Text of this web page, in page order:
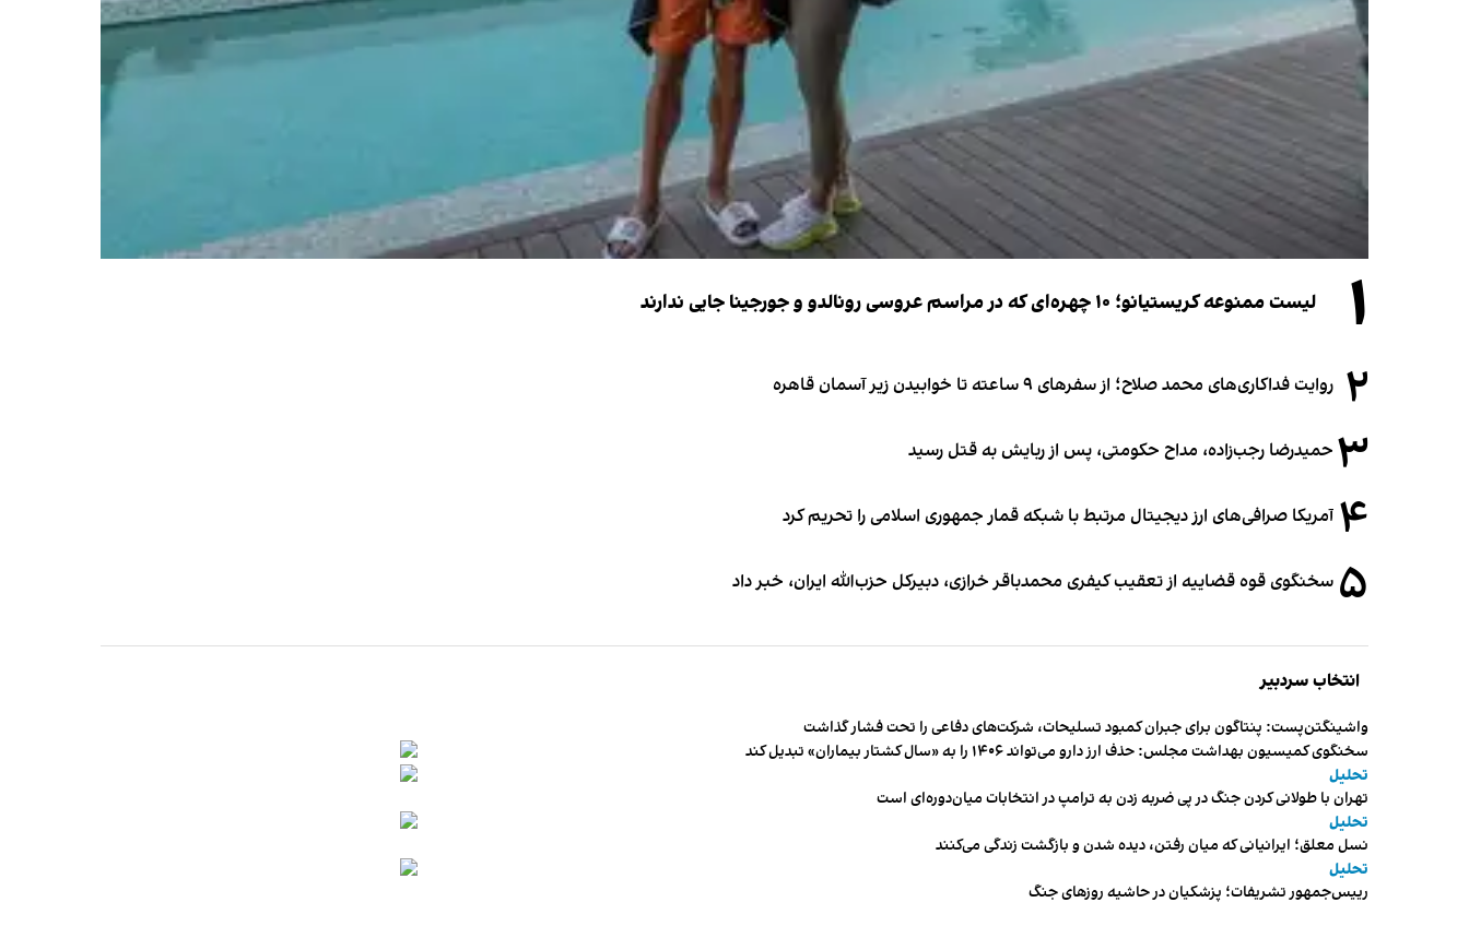
۱ لیست ممنوعه کریستیانو؛ ۱۰ چهره‌ای که در مراسم عروسی رونالدو و جورجینا جایی ندارند
۲ روایت فداکاری‌های محمد صلاح؛ از سفرهای ۹ ساعته تا خوابیدن زیر آسمان قاهره
۳ حمیدرضا رجب‌زاده، مداح حکومتی، پس از ربایش به قتل رسید
۴ آمریکا صرافی‌های ارز دیجیتال مرتبط با شبکه قمار جمهوری اسلامی را تحریم کرد
۵ سخنگوی قوه قضاییه از تعقیب کیفری محمدباقر خرازی، دبیر‌کل حزب‌الله ایران، خبر داد
انتخاب سردبیر
واشینگتن‌پست: پنتاگون برای جبران کمبود تسلیحات، شرکت‌های دفاعی را تحت فشار گذاشت
سخنگوی کمیسیون بهداشت مجلس: حذف ارز دارو می‌تواند ۱۴۰۶ را به «سال کشتار بیماران» تبدیل کند
تحلیل
تهران با طولانی کردن جنگ در پی ضربه زدن به ترامپ در انتخابات میان‌دوره‌ای است
تحلیل
نسل معلق؛ ایرانیانی که میان رفتن، دیده شدن و بازگشت زندگی می‌کنند
تحلیل
رییس‌جمهور تشریفات؛ پزشکیان در حاشیه روزهای جنگ